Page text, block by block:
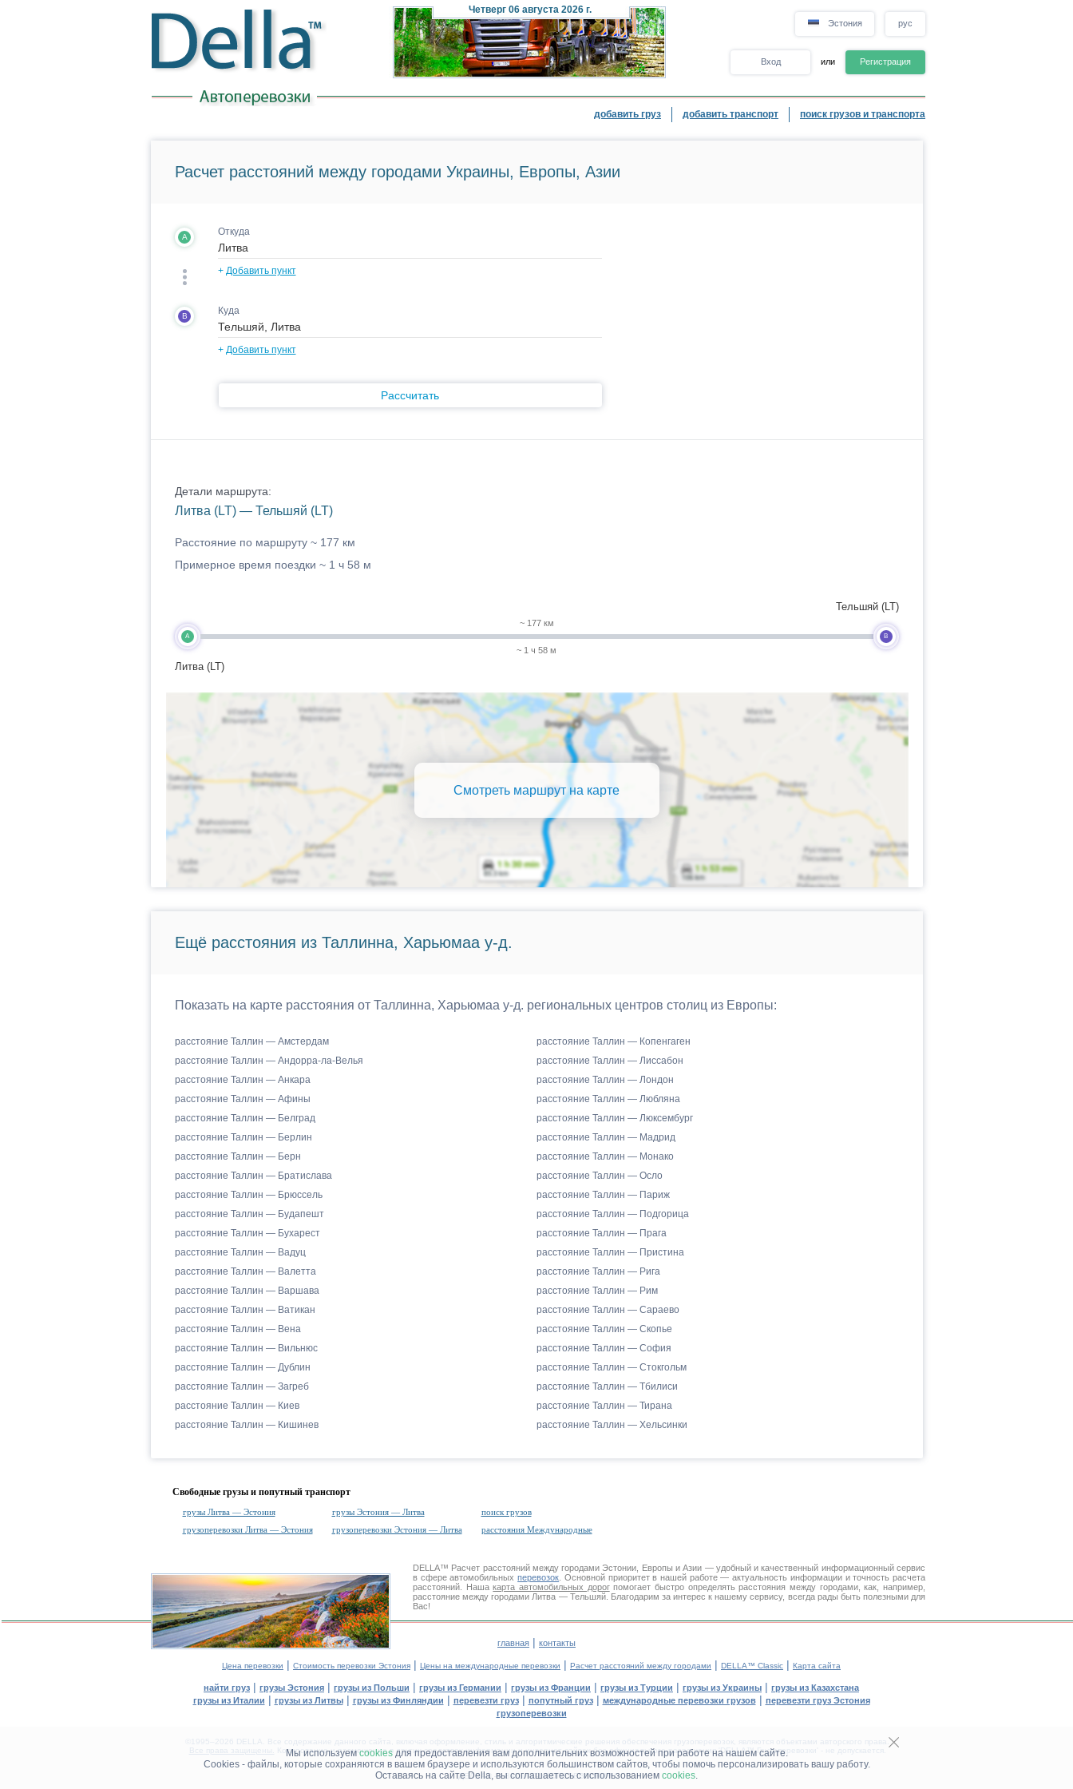
Четверг 06 августа 2026 г.
Эстония рус
Вход или Регистрация
добавить груз добавить транспорт поиск грузов и транспорта
Мы используем cookiesдля предоставления вам дополнительних возможностей при работе на нашем сайте.
Cookies - файлы, которые сохраняются в вашем браузере и используются большинством сайтов, чтобы помочь персонализировать вашу работу.
Оставаясь на сайте Della, вы соглашаетесь с использованием cookies.
Расчет расстояний между городами Украины, Европы, Азии
A Откуда
+ Добавить пункт
B Куда
+ Добавить пункт
Рассчитать
Детали маршрута:
Литва (LT) — Тельшяй (LT)
Расстояние по маршруту ~ 177 км
Примерное время поездки ~ 1 ч 58 м
A
Литва (LT)
~ 177 км
~ 1 ч 58 м
B
Тельшяй (LT)
Смотреть маршрут на карте
Ещё расстояния из Таллинна, Харьюмаа у-д.
Показать на карте расстояния от Таллинна, Харьюмаа у-д. региональных центров столиц из Европы:
расстояние Таллин — Амстердам
расстояние Таллин — Андорра-ла-Велья
расстояние Таллин — Анкара
расстояние Таллин — Афины
расстояние Таллин — Белград
расстояние Таллин — Берлин
расстояние Таллин — Берн
расстояние Таллин — Братислава
расстояние Таллин — Брюссель
расстояние Таллин — Будапешт
расстояние Таллин — Бухарест
расстояние Таллин — Вадуц
расстояние Таллин — Валетта
расстояние Таллин — Варшава
расстояние Таллин — Ватикан
расстояние Таллин — Вена
расстояние Таллин — Вильнюс
расстояние Таллин — Дублин
расстояние Таллин — Загреб
расстояние Таллин — Киев
расстояние Таллин — Кишинев
расстояние Таллин — Копенгаген
расстояние Таллин — Лиссабон
расстояние Таллин — Лондон
расстояние Таллин — Любляна
расстояние Таллин — Люксембург
расстояние Таллин — Мадрид
расстояние Таллин — Монако
расстояние Таллин — Осло
расстояние Таллин — Париж
расстояние Таллин — Подгорица
расстояние Таллин — Прага
расстояние Таллин — Пристина
расстояние Таллин — Рига
расстояние Таллин — Рим
расстояние Таллин — Сараево
расстояние Таллин — Скопье
расстояние Таллин — София
расстояние Таллин — Стокгольм
расстояние Таллин — Тбилиси
расстояние Таллин — Тирана
расстояние Таллин — Хельсинки
Свободные грузы и попутный транспорт
грузы Литва — Эстония грузы Эстония — Литва
поиск грузов
грузоперевозки Литва — Эстония
грузоперевозки Эстония — Литва расстояния Международные
DELLA™ Расчет расстояниймежду городами Эстонии, Европы и Азии — удобный и качественный информационный сервис
в сфере автомобильныхперевозок . Основной приоритет в нашей работе — актуальность информации и точность расчета
расстояний. Нашакарта автомобильных дорогпомогает быстро определять расстояния между городами, как, например,
расстояние между городами Литва — Тельшяй. Благодарим за интерес к нашему сервису, всегда рады быть полезными для
Вас!
главная | контакты
Цена перевозки | Стоимость перевозки Эстония | Цены на международные перевозки | Расчет расстояний между городами | DELLA™ Classic | Карта сайта
найти груз | грузы Эстония | грузы из Польши | грузы из Германии | грузы из Франции | грузы из Турции | грузы из Украины | грузы из Казахстана
грузы из Италии | грузы из Литвы| грузы из Финляндии | перевезти груз| попутный груз| международные перевозки грузов| перевезти груз Эстония
грузоперевозки
©1995–2026 DELLA. Все содержание данного сайта, включая оформление, стиль и алгоритмические решения обеспечения грузоперевозок, являются объектами авторского права.
Все права защищены.
Копирование и размещение в других средствах информации и интернет-сайтах без официального разрешения 'DELLA™ Грузоперевозки' - не допускается.
ДЕЛЛА® —ВАШИГРУЗОПЕРЕВОЗКИ™!